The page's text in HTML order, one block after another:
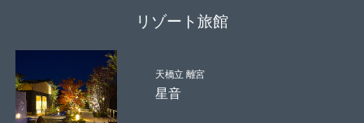
リゾート旅館
天橋立 離宮
星音